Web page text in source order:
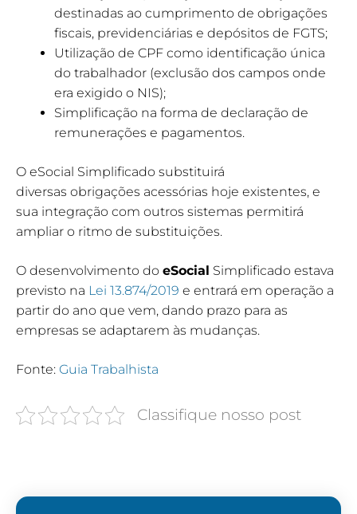
destinadas ao cumprimento de obrigações
fiscais, previdenciárias e depósitos de FGTS;
Utilização de CPF como identificação única
do trabalhador (exclusão dos campos onde
era exigido o NIS);
Simplificação na forma de declaração de
remunerações e pagamentos.
O eSocial Simplificado substituirá
diversas obrigações acessórias hoje existentes, e
sua integração com outros sistemas permitirá
ampliar o ritmo de substituições.
O desenvolvimento do eSocial Simplificado estava
previsto na Lei 13.874/2019 e entrará em operação a
partir do ano que vem, dando prazo para as
empresas se adaptarem às mudanças.
Fonte: Guia Trabalhista
Classifique nosso post